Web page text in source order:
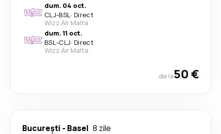
dum. 04 oct.
CLJ-BSL· Direct
Wizz Air Malta
dum. 11 oct.
BSL-CLJ· Direct
Wizz Air Malta
de la50 €
București - Basel 8 zile